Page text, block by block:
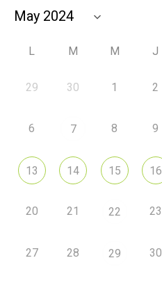
L M M J
29 30 1 2
6 7 8 9
13 14 15 16
20 21 22 23
27 28 29 30